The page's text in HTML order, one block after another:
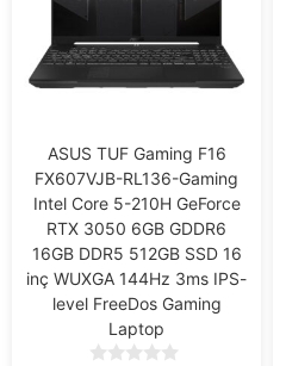
ASUS TUF Gaming F16
FX607VJB-RL136-Gaming
Intel Core 5-210H GeForce
RTX 3050 6GB GDDR6
16GB DDR5 512GB SSD 16
inç WUXGA 144Hz 3ms IPS-
level FreeDos Gaming
Laptop